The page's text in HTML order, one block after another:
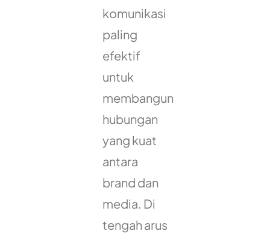
komunikasi
paling
efektif
untuk
membangun
hubungan
yang kuat
antara
brand dan
media. Di
tengah arus